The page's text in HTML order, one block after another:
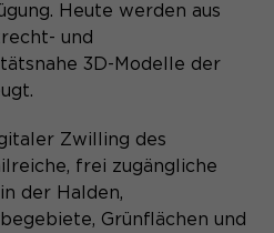
Heute werden aus
und
3D-Modelle der
Zwilling des
frei zugängliche
der Halden,
Grünflächen und